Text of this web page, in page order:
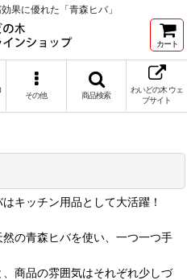
果に優れた「青森ヒバ」
カート
その他 商品検索
わいどの木 ウェ
ブサイト
キッチン用品として大活躍！
の青森ヒバを使い、一つ一つ手
商品の雰囲気はそれぞれ少しづ